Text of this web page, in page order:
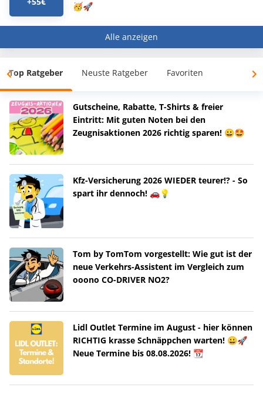
🥳🚀
Alle anzeigen
Top Ratgeber Neuste Ratgeber Favoriten
Gutscheine, Rabatte, T-Shirts & freier
Eintritt: Mit guten Noten bei den
Zeugnisaktionen 2026 richtig sparen! 😀🤩
Kfz-Versicherung 2026 WIEDER teurer!? - So
spart ihr dennoch! 🚗💡
Tom by TomTom vorgestellt: Wie gut ist der
neue Verkehrs-Assistent im Vergleich zum
ooono CO-DRIVER NO2?
Lidl Outlet Termine im August - hier können
RICHTIG krasse Schnäppchen warten! 😀🚀
Neue Termine bis 08.08.2026! 📆